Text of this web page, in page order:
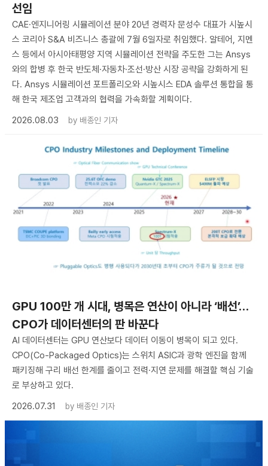
선임
CAE·엔지니어링 시뮬레이션 분야 20년 경력자 문성수 대표가 시높시
스 코리아 S&A 비즈니스 총괄에 7월 6일자로 취임했다. 알테어, 지멘
스 등에서 아시아태평양 지역 시뮬레이션 전략을 주도한 그는 Ansys
와의 합병 후 한국 반도체·자동차·조선·방산 시장 공략을 강화하게 된
다. Ansys 시뮬레이션 포트폴리오와 시높시스 EDA 솔루션 통합을 통
해 한국 제조업 고객과의 협력을 가속화할 계획이다.
2026.08.03
by 배종인 기자
GPU 100만 개 시대, 병목은 연산이 아니라 ‘배선’…
CPO가 데이터센터의 판 바꾼다
AI 데이터센터는 GPU 연산보다 데이터 이동이 병목이 되고 있다.
CPO(Co-Packaged Optics)는 스위치 ASIC과 광학 엔진을 함께
패키징해 구리 배선 한계를 줄이고 전력·지연 문제를 해결할 핵심 기술
로 부상하고 있다.
2026.07.31
by 배종인 기자